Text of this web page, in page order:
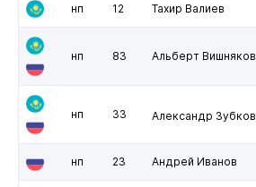
нп 12 Тахир Валиев
нп 83 Альберт Вишняков
нп 33 Александр Зубков
нп 23 Андрей Иванов